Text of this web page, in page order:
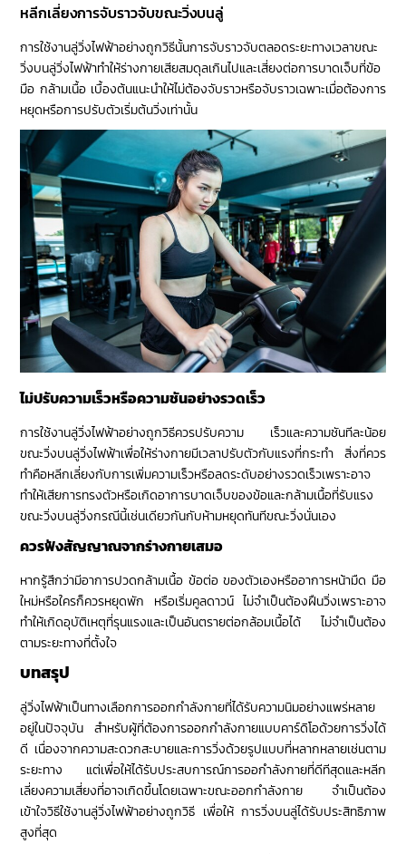
หลีกเลี่ยงการจับราวจับขณะวิ่งบนลู่
การใช้งานลู่วิ่งไฟฟ้าอย่างถูกวิธีนั้นการจับราวจับตลอดระยะทางเวลาขณะ
วิ่งบนลู่วิ่งไฟฟ้าทำให้ร่างกายเสียสมดุลเกินไปและเสี่ยงต่อการบาดเจ็บที่ข้อ
มือ กล้ามเนื้อ เบื้องต้นแนะนำให้ไม่ต้องจับราวหรือจับราวเฉพาะเมื่อต้องการ
หยุดหรือการปรับตัวเริ่มต้นวิ่งเท่านั้น
ไม่ปรับความเร็วหรือความชันอย่างรวดเร็ว
การใช้งานลู่วิ่งไฟฟ้าอย่างถูกวิธีควรปรับความ เร็วและความชันทีละน้อย
ขณะวิ่งบนลู่วิ่งไฟฟ้าเพื่อให้ร่างกายมีเวลาปรับตัวกับแรงที่กระทำ สิ่งที่ควร
ทำคือหลีกเลี่ยงกับการเพิ่มความเร็วหรือลดระดับอย่างรวดเร็วเพราะอาจ
ทำให้เสียการทรงตัวหรือเกิดอาการบาดเจ็บของข้อและกล้ามเนื้อที่รับแรง
ขณะวิ่งบนลู่วิ่งกรณีนี้เช่นเดียวกันกับห้ามหยุดทันทีขณะวิ่งนั่นเอง
ควรฟังสัญญาณจากร่างกายเสมอ
หากรู้สึกว่ามีอาการปวดกล้ามเนื้อ ข้อต่อ ของตัวเองหรืออาการหน้ามืด มือ
ใหม่หรือใครก็ควรหยุดพัก หรือเริ่มคูลดาวน์ ไม่จำเป็นต้องฝืนวิ่งเพราะอาจ
ทำให้เกิดอุบัติเหตุที่รุนแรงและเป็นอันตรายต่อกล้อมเนื้อได้ ไม่จำเป็นต้อง
ตามระยะทางที่ตั้งใจ
บทสรุป
ลู่วิ่งไฟฟ้าเป็นทางเลือกการออกกำลังกายที่ได้รับความนิมอย่างแพร่หลาย
อยู่ในปัจจุบัน สำหรับผู้ที่ต้องการออกกำลังกายแบบคาร์ดิโอด้วยการวิ่งได้
ดี เนื่องจากความสะดวกสะบายและการวิ่งด้วยรูปแบบที่หลากหลายเช่นตาม
ระยะทาง แต่เพื่อให้ได้รับประสบการณ์การออกำลังกายที่ดีทีสุดและหลีก
เลี่ยงความเสี่ยงที่อาจเกิดขึ้นโดยเฉพาะขณะออกกำลังกาย จำเป็นต้อง
เข้าใจวิธีใช้งานลู่วิ่งไฟฟ้าอย่างถูกวิธี เพื่อให้ การวิ่งบนลู่ได้รับประสิทธิภาพ
สูงที่สุด